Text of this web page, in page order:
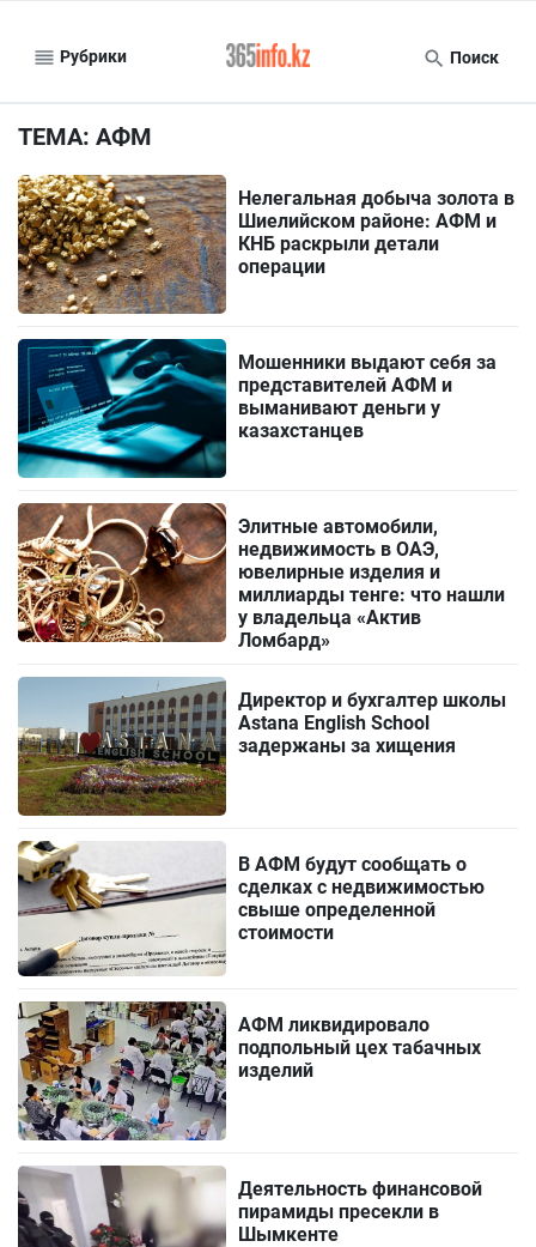
Рубрики Поиск
ТЕМА: АФМ
Нелегальная добыча золота в
Шиелийском районе: АФМ и
КНБ раскрыли детали
операции
Мошенники выдают себя за
представителей АФМ и
выманивают деньги у
казахстанцев
Элитные автомобили,
недвижимость в ОАЭ,
ювелирные изделия и
миллиарды тенге: что нашли
у владельца «Актив
Ломбард»
Директор и бухгалтер школы
Astana English School
задержаны за хищения
В АФМ будут сообщать о
сделках с недвижимостью
свыше определенной
стоимости
АФМ ликвидировало
подпольный цех табачных
изделий
Деятельность финансовой
пирамиды пресекли в
Шымкенте